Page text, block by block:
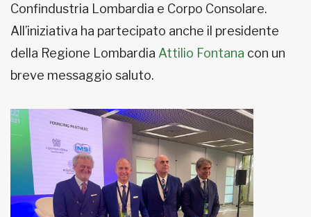
Confindustria Lombardia e Corpo Consolare.
All’iniziativa ha partecipato anche il presidente
della Regione Lombardia Attilio Fontana con un
breve messaggio saluto.